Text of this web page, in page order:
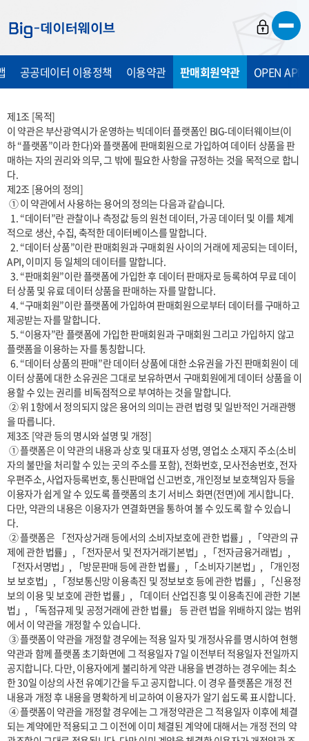
가
기
가
기
가
기
공공데이터 이용정책 이용약관 판매회원약관 OPEN API
제1조 [목적]
이 약관은 부산광역시가 운영하는 빅데이터 플랫폼인 BIG-데이터웨이브(이
하 “플랫폼”이라 한다)와 플랫폼에 판매회원으로 가입하여 데이터 상품을 판
매하는 자의 권리와 의무, 그 밖에 필요한 사항을 규정하는 것을 목적으로 합니
다.
제2조 [용어의 정의]
적으로 생산, 수집, 축적한 데이터베이스를 말합니다.
  2. “데이터 상품”이란 판매회원과 구매회원 사이의 거래에 제공되는 데이터,
API, 이미지 등 일체의 데이터를 말합니다.
  3. “판매회원”이란 플랫폼에 가입한 후 데이터 판매자로 등록하여 무료 데이
터 상품 및 유료 데이터 상품을 판매하는 자를 말합니다.
  4. “구매회원”이란 플랫폼에 가입하여 판매회원으로부터 데이터를 구매하고
제공받는 자를 말합니다.
  5. “이용자”란 플랫폼에 가입한 판매회원과 구매회원 그리고 가입하지 않고
플랫폼을 이용하는 자를 통칭합니다.
  6. “데이터 상품의 판매”란 데이터 상품에 대한 소유권을 가진 판매회원이 데
이터 상품에 대한 소유권은 그대로 보유하면서 구매회원에게 데이터 상품을 이
용할 수 있는 권리를 비독점적으로 부여하는 것을 말합니다.
을 따릅니다.
제3조 [약관 등의 명시와 설명 및 개정]
자의 불만을 처리할 수 있는 곳의 주소를 포함), 전화번호, 모사전송번호, 전자
우편주소, 사업자등록번호, 통신판매업 신고번호, 개인정보 보호책임자 등을
이용자가 쉽게 알 수 있도록 플랫폼의 초기 서비스 화면(전면)에 게시합니다.
다만, 약관의 내용은 이용자가 연결화면을 통하여 볼 수 있도록 할 수 있습니
다.
제에 관한 법률」, 「전자문서 및 전자거래기본법」, 「전자금융거래법」,
「전자서명법」, 「방문판매 등에 관한 법률」, 「소비자기본법」, 「개인정
보 보호법」, 「정보통신망 이용촉진 및 정보보호 등에 관한 법률」, 「신용정
보의 이용 및 보호에 관한 법률」, 「데이터 산업진흥 및 이용촉진에 관한 기본
법」, 「독점규제 및 공정거래에 관한 법률」 등 관련 법을 위배하지 않는 범위
에서 이 약관을 개정할 수 있습니다.
약관과 함께 플랫폼 초기화면에 그 적용일자 7일 이전부터 적용일자 전일까지
공지합니다. 다만, 이용자에게 불리하게 약관 내용을 변경하는 경우에는 최소
한 30일 이상의 사전 유예기간을 두고 공지합니다. 이 경우 플랫폼은 개정 전
내용과 개정 후 내용을 명확하게 비교하여 이용자가 알기 쉽도록 표시합니다.
되는 계약에만 적용되고 그 이전에 이미 체결된 계약에 대해서는 개정 전의 약